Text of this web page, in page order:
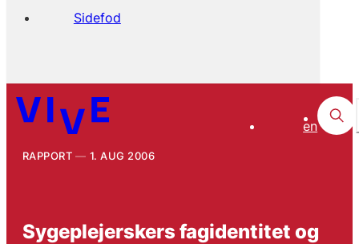
Sidefod
en
RAPPORT 1. AUG 2006
Sygeplejerskers fagidentitet og